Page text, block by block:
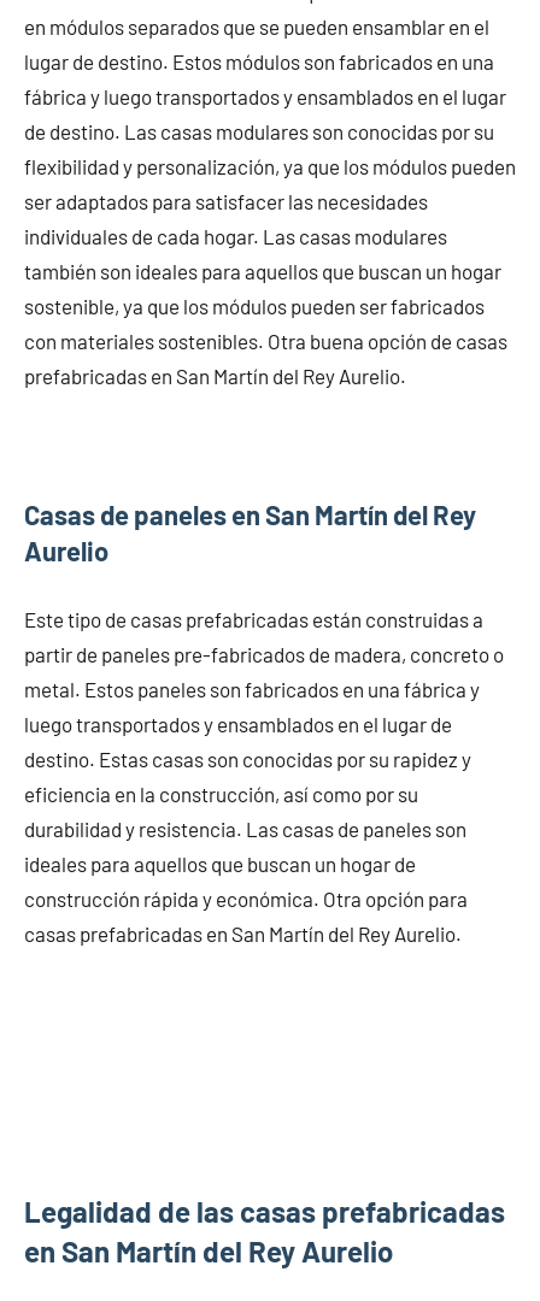
en módulos separados que se pueden ensamblar en el
lugar de destino. Estos módulos son fabricados en una
fábrica y luego transportados y ensamblados en el lugar
de destino. Las casas modulares son conocidas por su
flexibilidad y personalización, ya que los módulos pueden
ser adaptados para satisfacer las necesidades
individuales de cada hogar. Las casas modulares
también son ideales para aquellos que buscan un hogar
sostenible, ya que los módulos pueden ser fabricados
con materiales sostenibles. Otra buena opción de casas
prefabricadas en San Martín del Rey Aurelio.
Casas de paneles en San Martín del Rey
Aurelio
Este tipo de casas prefabricadas están construidas a
partir de paneles pre-fabricados de madera, concreto o
metal. Estos paneles son fabricados en una fábrica y
luego transportados y ensamblados en el lugar de
destino. Estas casas son conocidas por su rapidez y
eficiencia en la construcción, así como por su
durabilidad y resistencia. Las casas de paneles son
ideales para aquellos que buscan un hogar de
construcción rápida y económica. Otra opción para
casas prefabricadas en San Martín del Rey Aurelio.
Legalidad de las casas prefabricadas
en San Martín del Rey Aurelio